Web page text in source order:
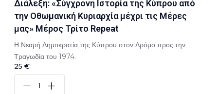
Διάλεξη: «Σύγχρονη Ιστορία της Κύπρου από
την Οθωμανική Κυριαρχία μέχρι τις Μέρες
μας» Μέρος Τρίτο Repeat
Η Νεαρή Δημοκρατία της Κύπρου στον Δρόμο προς την
Τραγωδία του 1974.
25 €